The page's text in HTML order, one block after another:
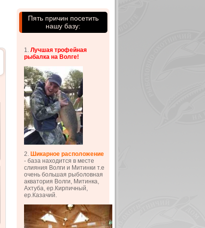
Пять причин посетить
нашу базу:
1. Лучшая трофейная
рыбалка на Волге!
2. Шикарное расположение
- база находится в месте
слияния Волги и Митинки т.е
очень большая рыболовная
акватория Волги, Митинка,
Ахтуба, ер.Кирпичный,
ер.Казачий.